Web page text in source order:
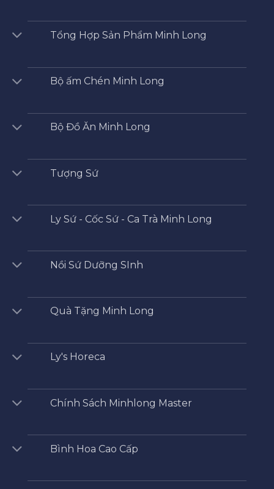
Tổng Hợp Sản Phẩm Minh Long
Bộ ấm Chén Minh Long
Bộ Đồ Ăn Minh Long
Tượng Sứ
Ly Sứ - Cốc Sứ - Ca Trà Minh Long
Nồi Sứ Dưỡng SInh
Quà Tặng Minh Long
Ly's Horeca
Chính Sách Minhlong Master
Bình Hoa Cao Cấp